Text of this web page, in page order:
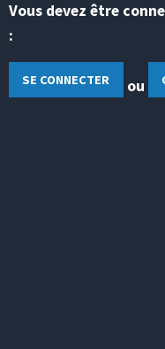
Vous devez être
:
SE CONNECTER ou